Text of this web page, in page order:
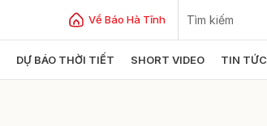
Về Báo Hà Tĩnh
DỰ BÁO THỜI TIẾT SHORT VIDEO TIN TỨC